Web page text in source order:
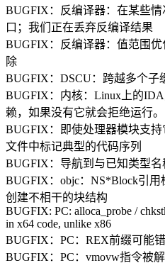
BUGFIX：反编译器：在某些
口；我们正在丢弃反编译结果
BUGFIX：反编译器：值范围
除
BUGFIX：DSCU：跨越多个子
BUGFIX：内核：Linux上的
赖，如果没有它就会拒绝运行。
BUGFIX：即使处理器模块支
文件中标记典型的代码序列
BUGFIX：导航到与已知类型
BUGFIX：objc：NS*Block引
创建不相干的块结构
BUGFIX: PC: alloca_probe /
in x64 code, unlike x86
BUGFIX：PC：REX前缀可能
BUGFIX：PC：vmovw指令被